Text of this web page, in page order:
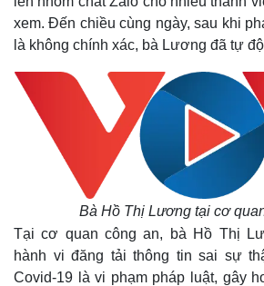
xem. Đến chiều cùng ngày, sau khi
là không chính xác, bà Lương đã tự
Bà Hồ Thị Lương tại cơ
Tại cơ quan công an, bà Hồ Thị
hành vi đăng tải thông tin sai sự
Covid-19 là vi phạm pháp luật, gây